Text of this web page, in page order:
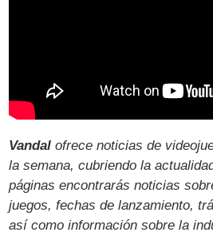
Vandal ofrece noticias de
la semana, cubriendo la
páginas encontrarás noticias
juegos, fechas de lanzamiento,
así como información sobre la